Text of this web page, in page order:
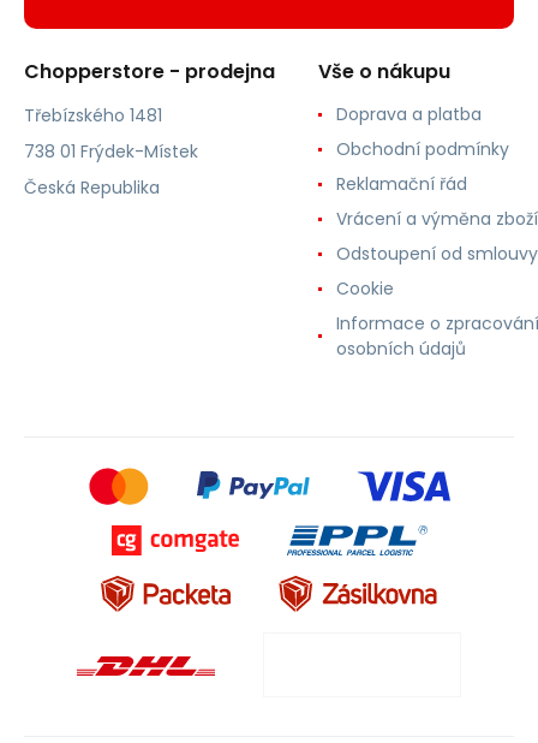
Chopperstore - prodejna
Třebízského 1481
738 01 Frýdek-Místek
Česká Republika
Vše o nákupu
Doprava a platba
Obchodní podmínky
Reklamační řád
Vrácení a výměna zboží
Odstoupení od smlouvy
Cookie
Informace o zpracování
osobních údajů